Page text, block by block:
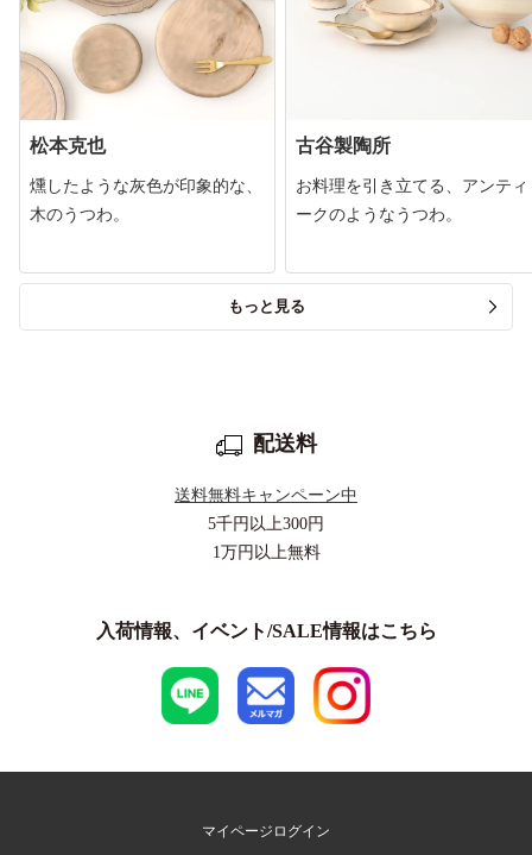
松本克也
燻したような灰色が印象的な、
木のうつわ。
古谷製陶所
お料理を引き立てる、アンティ
ークのようなうつわ。
もっと見る
配送料
送料無料キャンペーン中
5千円以上300円
1万円以上無料
入荷情報、イベント/SALE情報はこちら
マイページログイン